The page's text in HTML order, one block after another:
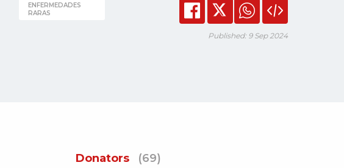
ENFERMEDADES
RARAS
Published: 9 Sep 2024
Donators (69)